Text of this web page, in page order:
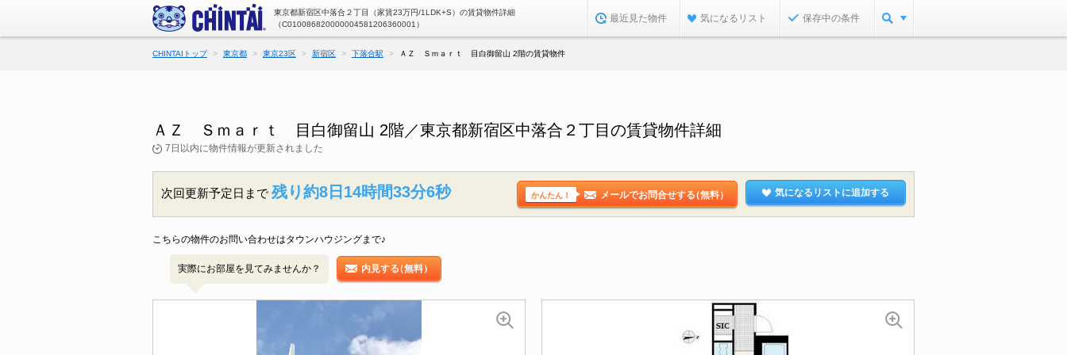
東京都新宿区中落合２丁目（家賃23万円/1LDK+S）の賃貸物件詳細
（C010086820000004581206360001）
最近見た物件 気になるリスト 保存中の条件
CHINTAIトップ 東京都 東京23区 新宿区 下落合駅 ＡＺ Ｓｍａｒｔ 目白御留山 2階の賃貸物件
ＡＺ Ｓｍａｒｔ 目白御留山 2階／東京都新宿区中落合２丁目の賃貸物件詳細
7日以内に物件情報が更新されました
次回更新予定日まで 残り約8日14時間33分5秒 かんたん！ メールでお問合せする（無料） 気になるリストに追加する
こちらの物件のお問い合わせはタウンハウジングまで♪
実際にお部屋を見てみませんか？ 内見する（無料）